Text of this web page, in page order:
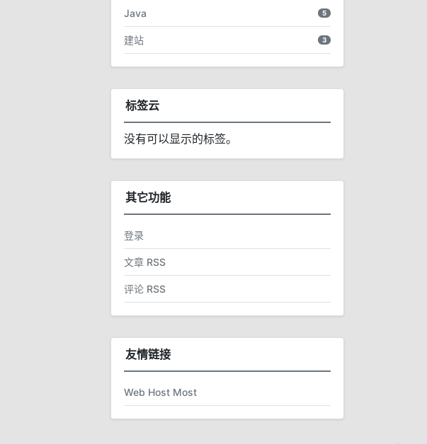
Java 5
建站 3
标签云
没有可以显示的标签。
其它功能
登录
文章 RSS
评论 RSS
友情链接
Web Host Most